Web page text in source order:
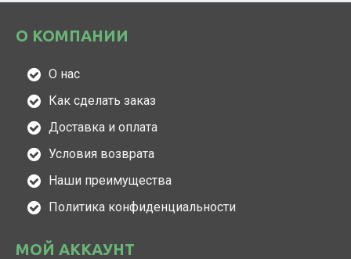
О КОМПАНИИ
О нас
Как сделать заказ
Доставка и оплата
Условия возврата
Наши преимущества
Политика конфиденциальности
МОЙ АККАУНТ